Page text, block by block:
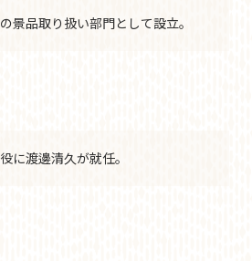
景品取り扱い部門として設立。
に渡邊清久が就任。